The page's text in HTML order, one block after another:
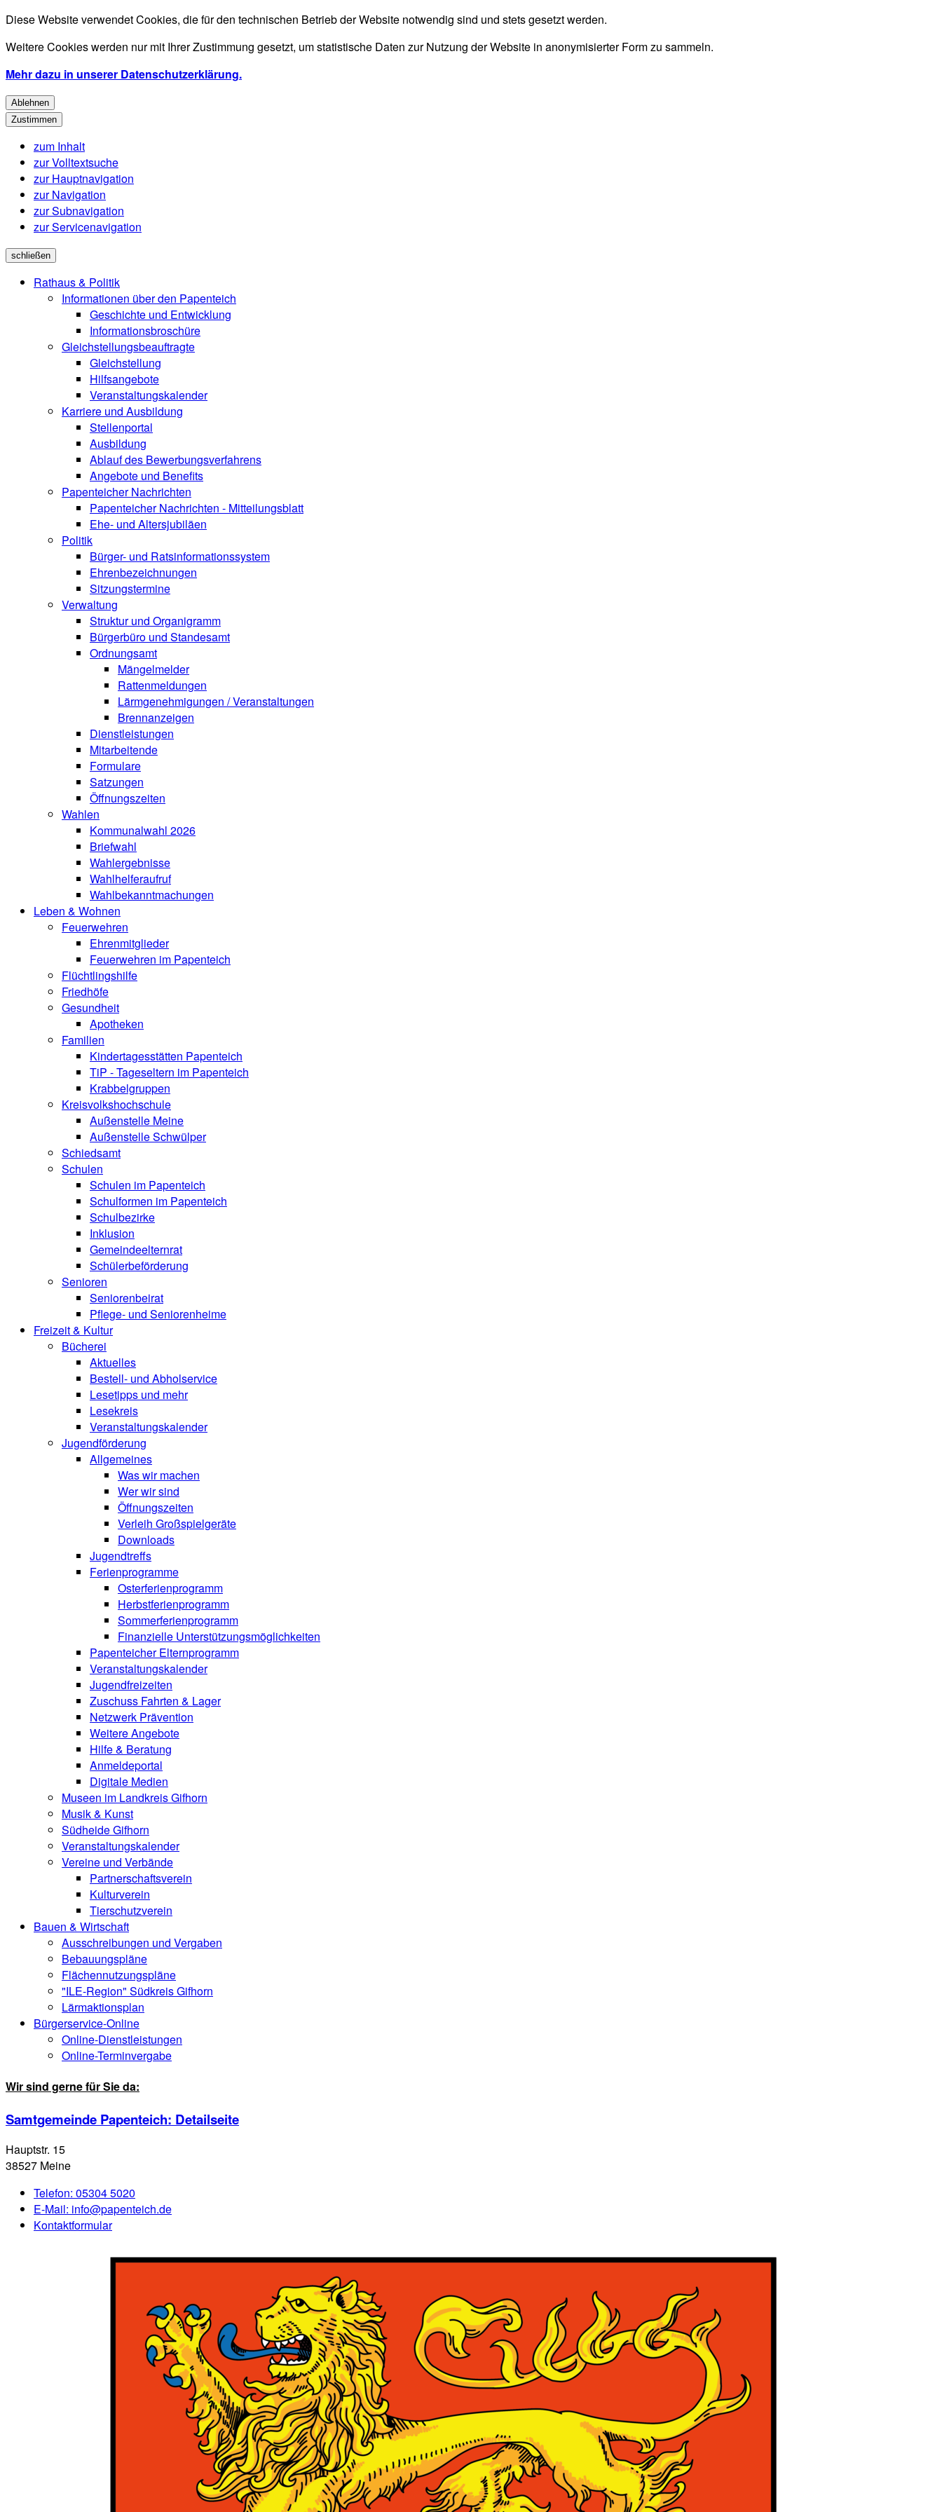
Diese Website verwendet Cookies, die für den technischen Betrieb der Website notwendig sind und stets gesetzt werden.
Weitere Cookies werden nur mit Ihrer Zustimmung gesetzt, um statistische Daten zur Nutzung der Website in anonymisierter Form zu sammeln.
Mehr dazu in unserer Datenschutzerklärung.
Ablehnen
Zustimmen
zum Inhalt
zur Volltextsuche
zur Hauptnavigation
zur Navigation
zur Subnavigation
zur Servicenavigation
schließen
Rathaus & Politik
Informationen über den Papenteich
Geschichte und Entwicklung
Informationsbroschüre
Gleichstellungsbeauftragte
Gleichstellung
Hilfsangebote
Veranstaltungskalender
Karriere und Ausbildung
Stellenportal
Ausbildung
Ablauf des Bewerbungsverfahrens
Angebote und Benefits
Papenteicher Nachrichten
Papenteicher Nachrichten - Mitteilungsblatt
Ehe- und Altersjubiläen
Politik
Bürger- und Ratsinformationssystem
Ehrenbezeichnungen
Sitzungstermine
Verwaltung
Struktur und Organigramm
Bürgerbüro und Standesamt
Ordnungsamt
Mängelmelder
Rattenmeldungen
Lärmgenehmigungen / Veranstaltungen
Brennanzeigen
Dienstleistungen
Mitarbeitende
Formulare
Satzungen
Öffnungszeiten
Wahlen
Kommunalwahl 2026
Briefwahl
Wahlergebnisse
Wahlhelferaufruf
Wahlbekanntmachungen
Leben & Wohnen
Feuerwehren
Ehrenmitglieder
Feuerwehren im Papenteich
Flüchtlingshilfe
Friedhöfe
Gesundheit
Apotheken
Familien
Kindertagesstätten Papenteich
TiP - Tageseltern im Papenteich
Krabbelgruppen
Kreisvolkshochschule
Außenstelle Meine
Außenstelle Schwülper
Schiedsamt
Schulen
Schulen im Papenteich
Schulformen im Papenteich
Schulbezirke
Inklusion
Gemeindeelternrat
Schülerbeförderung
Senioren
Seniorenbeirat
Pflege- und Seniorenheime
Freizeit & Kultur
Bücherei
Aktuelles
Bestell- und Abholservice
Lesetipps und mehr
Lesekreis
Veranstaltungskalender
Jugendförderung
Allgemeines
Was wir machen
Wer wir sind
Öffnungszeiten
Verleih Großspielgeräte
Downloads
Jugendtreffs
Ferienprogramme
Osterferienprogramm
Herbstferienprogramm
Sommerferienprogramm
Finanzielle Unterstützungsmöglichkeiten
Papenteicher Elternprogramm
Veranstaltungskalender
Jugendfreizeiten
Zuschuss Fahrten & Lager
Netzwerk Prävention
Weitere Angebote
Hilfe & Beratung
Anmeldeportal
Digitale Medien
Museen im Landkreis Gifhorn
Musik & Kunst
Südheide Gifhorn
Veranstaltungskalender
Vereine und Verbände
Partnerschaftsverein
Kulturverein
Tierschutzverein
Bauen & Wirtschaft
Ausschreibungen und Vergaben
Bebauungspläne
Flächennutzungspläne
"ILE-Region" Südkreis Gifhorn
Lärmaktionsplan
Bürgerservice-Online
Online-Dienstleistungen
Online-Terminvergabe
Wir sind gerne für Sie da:
Samtgemeinde Papenteich: Detailseite
Hauptstr. 15
38527 Meine
Telefon: 05304 5020
E-Mail: info@papenteich.de
Kontaktformular